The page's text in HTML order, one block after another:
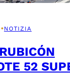
•NOTIZIA
52